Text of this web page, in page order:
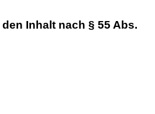
Inhalt nach § 55 Abs.